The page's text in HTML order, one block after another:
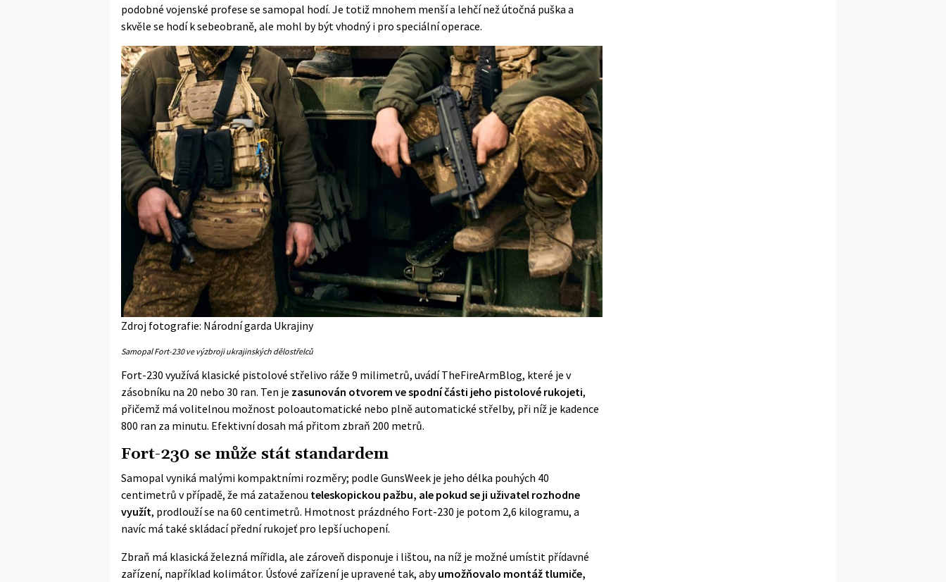
podobné vojenské profese se samopal hodí. Je totiž mnohem menší a lehčí než útočná puška a
skvěle se hodí k sebeobraně, ale mohl by být vhodný i pro speciální operace.
Zdroj fotografie: Národní garda Ukrajiny
Samopal Fort-230 ve výzbroji ukrajinských dělostřelců
Fort-230 využívá klasické pistolové střelivo ráže 9 milimetrů, uvádíTheFireArmBlog, které je v
zásobníku na 20 nebo 30 ran. Ten je zasunován otvorem ve spodní části jeho pistolové rukojeti,
přičemž má volitelnou možnost poloautomatické nebo plně automatické střelby, při níž je kadence
800 ran za minutu. Efektivní dosah má přitom zbraň 200 metrů.
Fort-230 se může stát standardem
Samopal vyniká malými kompaktními rozměry; podle GunsWeek je jeho délka pouhých 40
centimetrů v případě, že má zataženou teleskopickou pažbu, ale pokud se ji uživatel rozhodne
využít, prodlouží se na 60 centimetrů. Hmotnost prázdného Fort-230 je potom 2,6 kilogramu, a
navíc má také skládací přední rukojeť pro lepší uchopení.
Zbraň má klasická železná mířidla, ale zároveň disponuje i lištou, na níž je možné umístit přídavné
zařízení, například kolimátor. Úsťové zařízení je upravené tak, abyumožňovalo montáž tlumiče,